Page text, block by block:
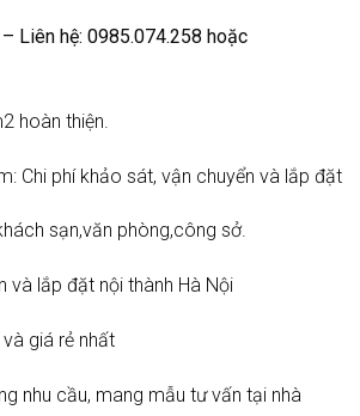
– Liên hệ: 0985.074.258 hoặc
hoàn thiện.
Chi phí khảo sát, vận chuyển và lắp đặt
sạn,văn phòng,công sở.
và lắp đặt nội thành Hà Nội
giá rẻ nhất
nhu cầu, mang mẫu tư vấn tại nhà